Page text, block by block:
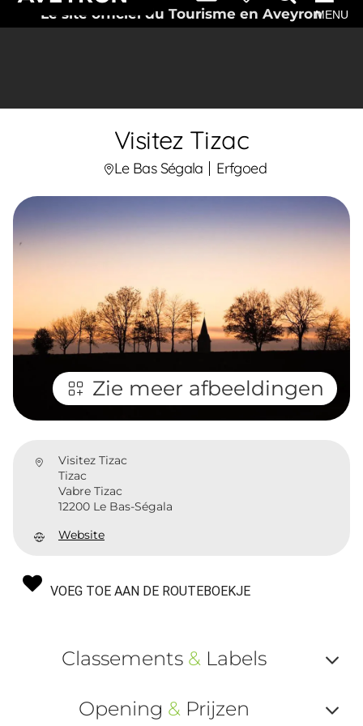
Le site officiel du Tourisme en AveyronMENU
Visitez Tizac
Le Bas Ségala Erfgoed
Zie meer afbeeldingen
Visitez Tizac
Tizac
Vabre Tizac
12200 Le Bas-Ségala
Website
VOEG TOE AAN DE ROUTEBOEKJE
Classements &Labels
Opening &Prijzen